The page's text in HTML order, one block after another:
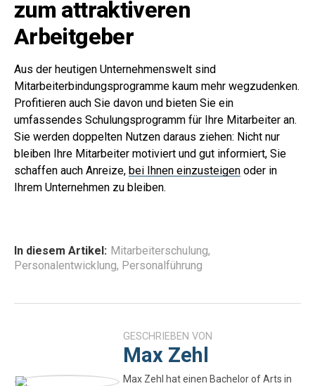
zum attraktiveren
Arbeitgeber
Aus der heutigen Unternehmenswelt sind
Mitarbeiterbindungsprogramme kaum mehr wegzudenken.
Profitieren auch Sie davon und bieten Sie ein
umfassendes Schulungsprogramm für Ihre Mitarbeiter an.
Sie werden doppelten Nutzen daraus ziehen: Nicht nur
bleiben Ihre Mitarbeiter motiviert und gut informiert, Sie
schaffen auch Anreize, bei Ihnen einzusteigen oder in
Ihrem Unternehmen zu bleiben.
In diesem Artikel: Mitarbeiterschulung,
Personalentwicklung, Personalführung
GESCHRIEBEN VON
Max Zehl
Max Zehl hat einen Bachelor of Arts in